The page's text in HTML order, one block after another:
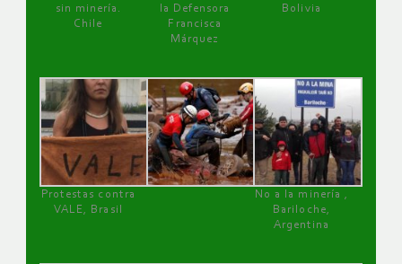
sin minería.
Chile
la Defensora
Francisca
Márquez
Bolivia
Protestas contra
VALE, Brasil
No a la minería ,
Bariloche,
Argentina